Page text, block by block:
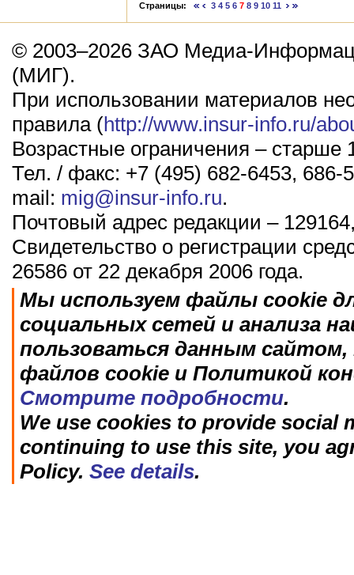
Страницы: 3 4 5 6 7 8 9 10 11
© 2003–2026 ЗАО Медиа-
(МИГ).
При использовании материалов
правила (http://www.insur-info.ru/
Возрастные ограничения – старше
Тел. / факс: +7 (495) 682-6453, 686-
mail: mig@insur-info.ru.
Почтовый адрес редакции –
Свидетельство о регистрации
26586 от 22 декабря 2006 года.
Мы используем файлы cookie
социальных сетей и анализа
пользоваться данным
файлов cookie и Политикой
Смотрите подробности.
We use cookies to provide social
continuing to use this site, you
Policy. See details.